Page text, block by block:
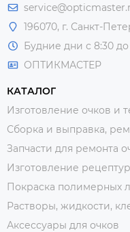
196070, г. Санкт-
Будние дни с 8:30
ОПТИКМАСТЕР
КАТАЛОГ
Изготовление очков и
Сборка и выправка,
Запчасти для ремонта
Изготовление
Покраска полимерных
Растворы, жидкости,
Аксессуары для очков